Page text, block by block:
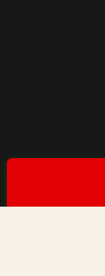
© 2021 Chilometro